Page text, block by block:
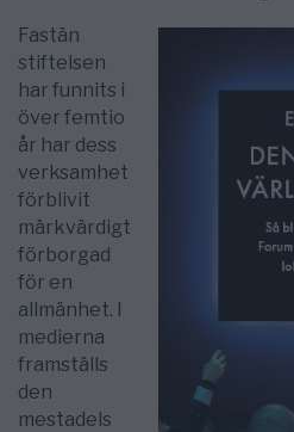
Fastän
stiftelsen
har funnits i
över femtio
år har dess
verksamhet
förblivit
märkvärdigt
förborgad
för en
allmänhet. I
medierna
framställs
den
mestadels